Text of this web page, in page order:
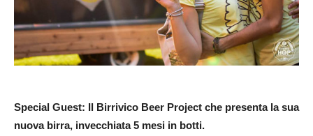
Special Guest: Il Birrivico Beer Project che presenta la sua
nuova birra, invecchiata 5 mesi in botti.